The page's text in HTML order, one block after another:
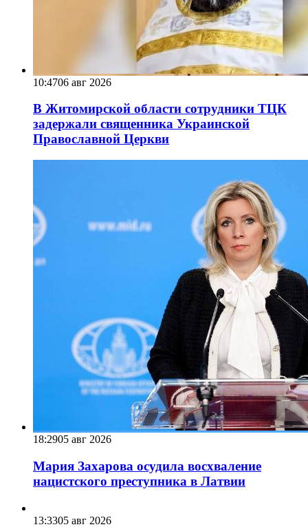
10:4706 авг 2026
В Житомирской области сотрудники ТЦК
задержали священника Украинской
Православной Церкви
18:2905 авг 2026
Мария Захарова осудила восхваление
нацистского преступника в Латвии
13:3305 авг 2026